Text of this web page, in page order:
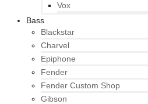
Vox
Bass
Blackstar
Charvel
Epiphone
Fender
Fender Custom Shop
Gibson